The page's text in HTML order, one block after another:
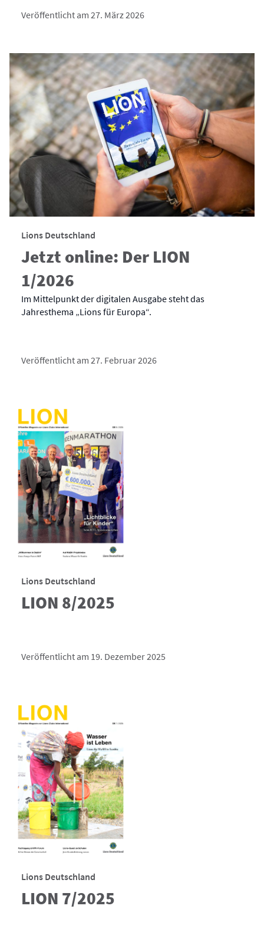
Veröffentlicht am 27. März 2026
Lions Deutschland
Jetzt online: Der LION
1/2026
Im Mittelpunkt der digitalen Ausgabe steht das
Jahresthema „Lions für Europa“.
Veröffentlicht am 27. Februar 2026
Lions Deutschland
LION 8/2025
Veröffentlicht am 19. Dezember 2025
Lions Deutschland
LION 7/2025